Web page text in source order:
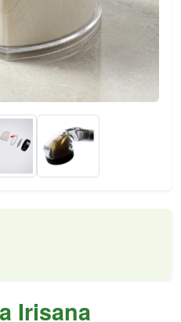
Irisana